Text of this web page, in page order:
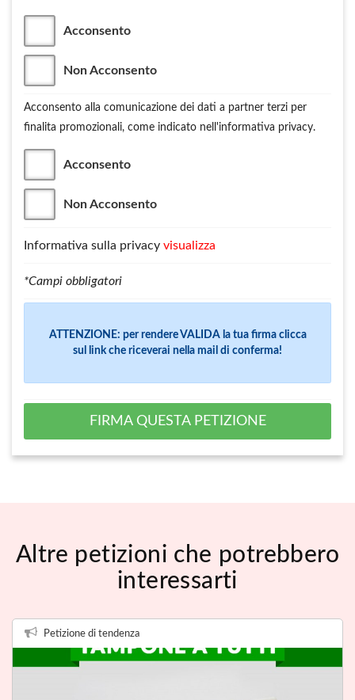
Acconsento
Non Acconsento
Acconsento alla comunicazione dei dati a partner terzi per
finalita promozionali, come indicato nell'informativa privacy.
Acconsento
Non Acconsento
Informativa sulla privacy visualizza
*Campi obbligatori
ATTENZIONE: per rendere VALIDA la tua firma clicca
sul link che riceverai nella mail di conferma!
FIRMA QUESTA PETIZIONE
Altre petizioni che potrebbero
interessarti
Petizione di tendenza